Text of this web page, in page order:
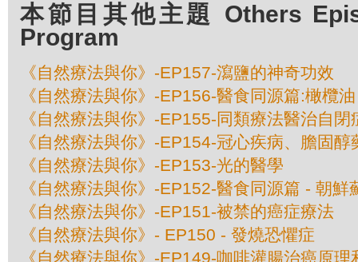
本節目其他主題 Others
Program
《自然療法與你》-EP157-瀉鹽的神奇功效
《自然療法與你》-EP156-醫食同源篇:橄欖油
《自然療法與你》-EP155-同類療法醫治自閉
《自然療法與你》-EP154-冠心疾病、膽固醇
《自然療法與你》-EP153-光的醫學
《自然療法與你》-EP152-醫食同源篇 - 朝鮮
《自然療法與你》-EP151-被禁的癌症療法
《自然療法與你》- EP150 - 發燒恐懼症
《自然療法與你》-EP149-咖啡灌腸治癌原理